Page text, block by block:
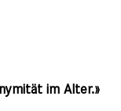
im Alter.»